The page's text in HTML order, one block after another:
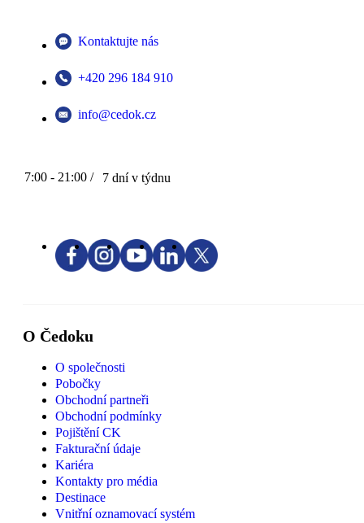
Kontaktujte nás
+420 296 184 910
info@cedok.cz
7:00 - 21:00 / 7 dní v týdnu
O Čedoku
O společnosti
Pobočky
Obchodní partneři
Obchodní podmínky
Pojištění CK
Fakturační údaje
Kariéra
Kontakty pro média
Destinace
Vnitřní oznamovací systém